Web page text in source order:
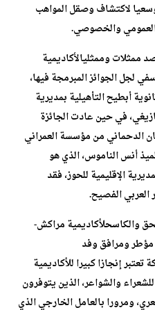
لاكتشاف وصقل المواهب
العمومي والخصوصي.
ممثلات وممثليالأكاديمية
لجل الجوائز المبرمجة فيها،
أبطيح التأهيلية بمديرية
، في حين عادت الجائزة
الدحماني من مؤسسة العمراني
أنس الناموس، الذي هو
الإقليمية للحوز، فقد
العربي الفصيح.
والكاسحلأكاديمية مراكش-
مؤطر ومرافق وفد
تعتبر إنجازا كبيرا للأكاديمية
والشواعر، الذين يتوفرون
ومرورا بالعامل الخارجي الذي